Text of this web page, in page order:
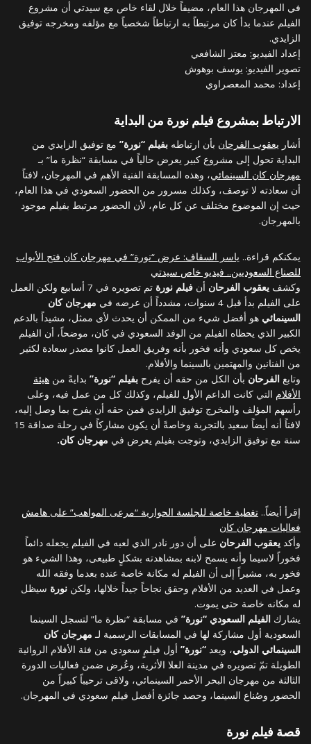
في المهرجان هذا العام، مضيفاً خلال لقاء خاص مع سيدتي أن مشروع
الفيلم عندما بدأ كان مرتبطاً به ارتباطاً شخصياً مع مؤلفه ومخرجه توفيق
الزايدي.
إعداد الفيديو: معتز الشافعي
تصوير الفيديو: يوسف بوهوش
إعداد: محمد المعصراوي
الارتباط بمشروع فيلم نورة من البداية
أشار يعقوب الفرحان بأن ارتباطه بفيلم “نورة” مع توفيق الزايدي من
البداية تحول إلى مشروع كبير يعرض حالياً في مسابقة “نظرة ما” بـ
مهرجان كان السينمائي، وهذه المسابقة الفنية الأهم في المهرجان، لافتاً
أن سعادته لا توصف، وكذلك مسرور من الحضور السعودي في هذا العام،
حيث إن الموضوع مختلف عن كل عام، لأن الحضور مرتبط بفيلم موجود
بالمهرجان.
يمكنكم قراءة.. ياسر السقاف: عرض “نورة” في مهرجان كان فتح الأبواب
للصناع السعوديين.. فيديو خاص سيدتي
وكشف يعقوب الفرحان أن فيلم نورة
تم تصويره في 7 أسابيع ولكن العمل
على الفيلم بدأ قبل 4 سنوات، مشدداً أن عرضه في
مهرجان كان
السينمائي هو أفضل شيء من الممكن أن يحدث لأى ممثل، مشيداً بالدعم
الكبير الذي يحظاه الفيلم من الوفد السعودي في كان، موضحاً، أن الفيلم
يخص كل سعودي وأنه فخور بأنه وفريق العمل كانوا مصدر سعادة لكثير
من الفنانين والمهتمين بالسينما والأفلام.
وتابع الفرحان بأن الكل من حقه أن يفرح بفيلم “نورة” بدايةً من هيئة
الأفلام التي كانت الداعم الأول للفيلم، وكذلك كل من عمل فيه، وعلى
رأسهم المؤلف والمخرج توفيق الزايدي فمن حقه أن يفرح بما وصل إليه،
لافتاً أنه أيضاً سعيد بالتجربة وخاصةً أن يكون مشاركاً في رحلة صداقة 15
سنة مع توفيق الزايدي، وتوجت بفيلم يعرض في مهرجان كان.
إقرأ أيضاً.. تغطية خاصة للجلسة الحوارية “مرعى المواهب” على هامش
فعاليات مهرجان كان
وأكد يعقوب الفرحان على أن دور نادر الذي لعبه في الفيلم يجعله دائماً
فخوراً لاسيما وأنه يسمح لابنه بمشاهدته بشكلٍ طبيعى، وهذا الشيء هو
فخور به، مشيراً إلى أن الفيلم له مكانة خاصة عنده بعدما وفقه الله
وعمل في العديد من الأفلام وحقق نجاحاً جيداً خلالها، ولكن نورة سيظل
له مكانه خاصة حتى يموت.
يشارك الفيلم السعودي “نورة” في مسابقة “نظرة ما” لتسجل السينما
السعودية أول مشاركة لها في المسابقات الرسمية لـ مهرجان كان
السينمائي الدولي، ويعد “نورة” أول فيلمٍ سعودي من فئة الأفلام الروائية
الطويلة تمّ تصويره في مدينة العلا الأثرية، وعُرض ضمن فعاليات الدورة
الثالثة من مهرجان البحر الأحمر السينمائي، ولاقى ترحيباً كبيراً من
الحضور وصُناع السينما، وحصد جائزة أفضل فيلم سعودي في المهرجان.
قصة فيلم نورة